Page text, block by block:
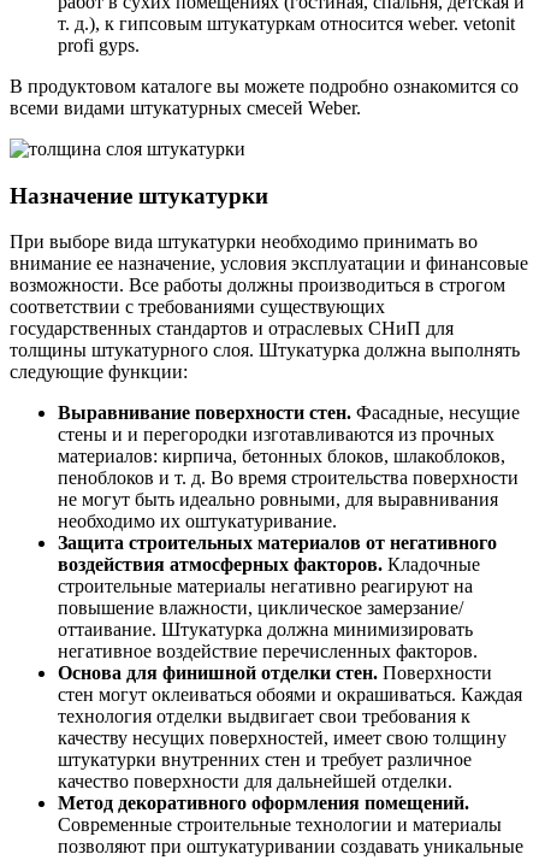
т. д.), к гипсовым штукатуркам относится weber. vetonit
profi gyps.
В продуктовом каталоге вы можете подробно ознакомится со
всеми видами штукатурных смесей Weber.
Назначение штукатурки
При выборе вида штукатурки необходимо принимать во
внимание ее назначение, условия эксплуатации и финансовые
возможности. Все работы должны производиться в строгом
соответствии с требованиями существующих
государственных стандартов и отраслевых СНиП для
толщины штукатурного слоя. Штукатурка должна выполнять
следующие функции:
Выравнивание поверхности стен. Фасадные, несущие
стены и и перегородки изготавливаются из прочных
материалов: кирпича, бетонных блоков, шлакоблоков,
пеноблоков и т. д. Во время строительства поверхности
не могут быть идеально ровными, для выравнивания
необходимо их оштукатуривание.
Защита строительных материалов от негативного
воздействия атмосферных факторов. Кладочные
строительные материалы негативно реагируют на
повышение влажности, циклическое замерзание/
оттаивание. Штукатурка должна минимизировать
негативное воздействие перечисленных факторов.
Основа для финишной отделки стен. Поверхности
стен могут оклеиваться обоями и окрашиваться. Каждая
технология отделки выдвигает свои требования к
качеству несущих поверхностей, имеет свою толщину
штукатурки внутренних стен и требует различное
качество поверхности для дальнейшей отделки.
Метод декоративного оформления помещений.
Современные строительные технологии и материалы
позволяют при оштукатуривании создавать уникальные